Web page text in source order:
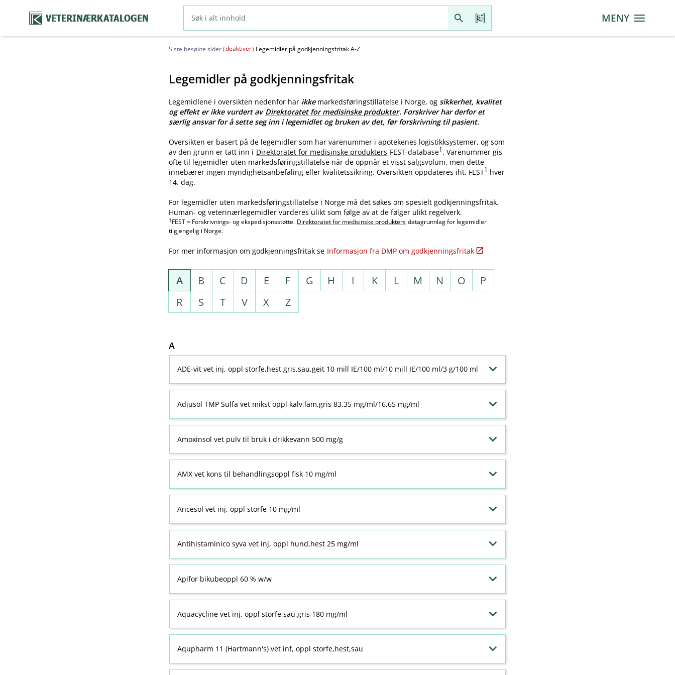
VETERINÆRKATALOGEN MENY
Siste besøkte sider (deaktiver) Legemidler på godkjenningsfritak A-Z
Legemidler på godkjenningsfritak
Legemidlene i oversikten nedenfor har ikkemarkedsføringstillatelse i Norge, og sikkerhet, kvalitet
og effekt er ikke vurdert av Direktoratet for medisinske produkter. Forskriver har derfor et
særlig ansvar for å sette seg inn i legemidlet og bruken av det, før forskrivning til pasient.
Oversikten er basert på de legemidler som har varenummer i apotekenes logistikksystemer, og som
av den grunn er tatt inn i Direktoratet for medisinske produkters FEST-database1. Varenummer gis
ofte til legemidler uten markedsføringstillatelse når de oppnår et visst salgsvolum, men dette
innebærer ingen myndighetsanbefaling eller kvalitetssikring. Oversikten oppdateres iht. FEST1 hver
14. dag.
For legemidler uten markedsføringstillatelse i Norge må det søkes om spesielt godkjenningsfritak.
Human- og veterinærlegemidler vurderes ulikt som følge av at de følger ulikt regelverk.
1 FEST = Forskrivnings- og ekspedisjonsstøtte. Direktoratet for medisinske produkters datagrunnlag for legemidler
tilgjengelig i Norge.
For mer informasjon om godkjenningsfritak se Informasjon fra DMP om godkjenningsfritak
A B C D E F G H I K L M N O
P
R
S T V X Z
A
ADE-vit vet inj, oppl storfe,hest,gris,sau,geit 10 mill IE/100 ml/10 mill IE/100 ml/3 g/100 ml
Adjusol TMP Sulfa vet mikst oppl kalv,lam,gris 83,35 mg/ml/16,65 mg/ml
Amoxinsol vet pulv til bruk i drikkevann 500 mg/g
AMX vet kons til behandlingsoppl fisk 10 mg/ml
Ancesol vet inj, oppl storfe 10 mg/ml
Antihistaminico syva vet inj, oppl hund,hest 25 mg/ml
Apifor bikubeoppl 60 % w​/​w
Aquacycline vet inj, oppl storfe,sau,gris 180 mg/ml
Aqupharm 11 (Hartmann's) vet inf, oppl storfe,hest,sau